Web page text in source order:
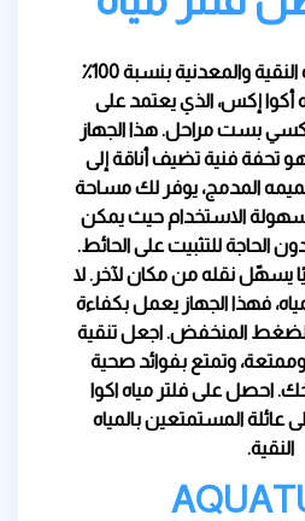
إستمتع بتناول المياه النقية والمعدنية بنسبة 100٪
أكوا إكس، الذي يعتمد على
بست مراحل. هذا الجهاز
تحفة فنية تضيف أناقة إلى
المدمج، يوفر لك مساحة
يمتاز بسهولة الاستخدام حيث يمكن
الحاجة للتثبيت على الحائط.
يسهّل نقله من مكان لآخر. لا
فهذا الجهاز يعمل بكفاءة
المنخفض. اجعل تنقية
وتمتع بفوائد صحية
احصل على فلتر مياه اكوا
عائلة المستمتعين بالمياه
النقية.